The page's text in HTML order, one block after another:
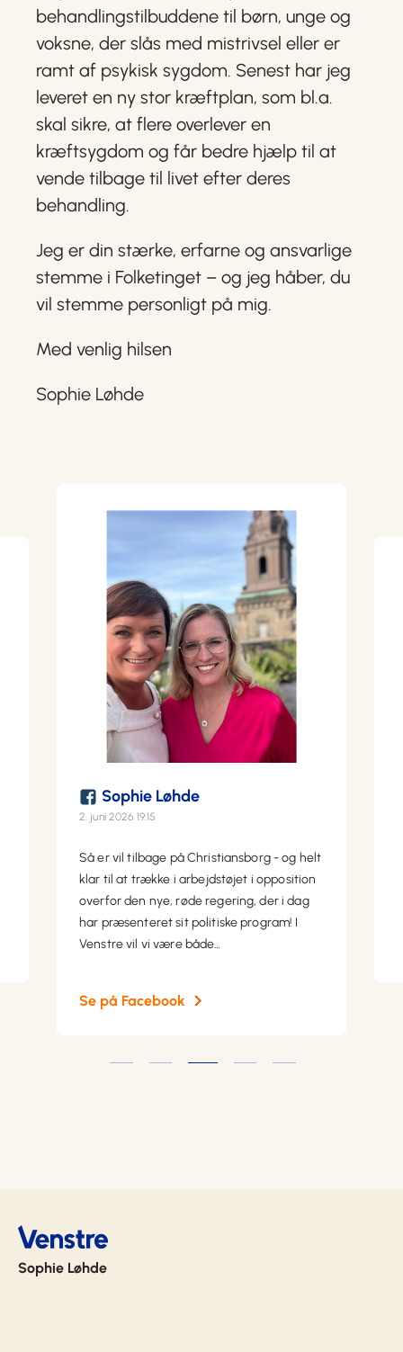
behandlingstilbuddene til børn, unge og
voksne, der slås med mistrivsel eller er
ramt af psykisk sygdom. Senest har jeg
leveret en ny stor kræftplan, som bl.a.
skal sikre, at flere overlever en
kræftsygdom og får bedre hjælp til at
vende tilbage til livet efter deres
behandling.
Jeg er din stærke, erfarne og ansvarlige
stemme i Folketinget – og jeg håber, du
vil stemme personligt på mig.
Med venlig hilsen
Sophie Løhde
Sophie Løhde
2. juni 2026 19:15
Så er vil tilbage på Christiansborg - og helt
klar til at trække i arbejdstøjet i opposition
overfor den nye, røde regering, der i dag
har præsenteret sit politiske program! I
Venstre vil vi være både…
Se på Facebook
Sophie Løhde